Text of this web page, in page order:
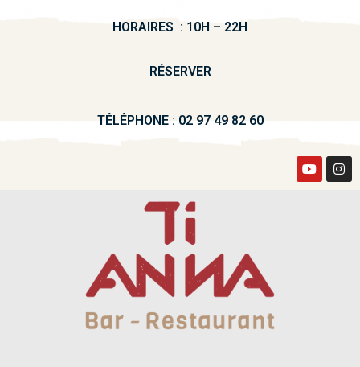
HORAIRES : 10H – 22H
RÉSERVER
TÉLÉPHONE : 02 97 49 82 60